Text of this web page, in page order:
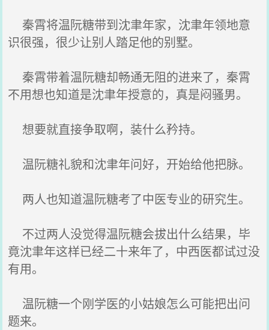
秦霄将温阮糖带到沈聿年家，沈聿年领地意
识很强，很少让别人踏足他的别墅。
秦霄带着温阮糖却畅通无阻的进来了，秦霄
不用想也知道是沈聿年授意的，真是闷骚男。
想要就直接争取啊，装什么矜持。
温阮糖礼貌和沈聿年问好，开始给他把脉。
两人也知道温阮糖考了中医专业的研究生。
不过两人没觉得温阮糖会拔出什么结果，毕
竟沈聿年这样已经二十来年了，中西医都试过没
有用。
温阮糖一个刚学医的小姑娘怎么可能把出问
题来。